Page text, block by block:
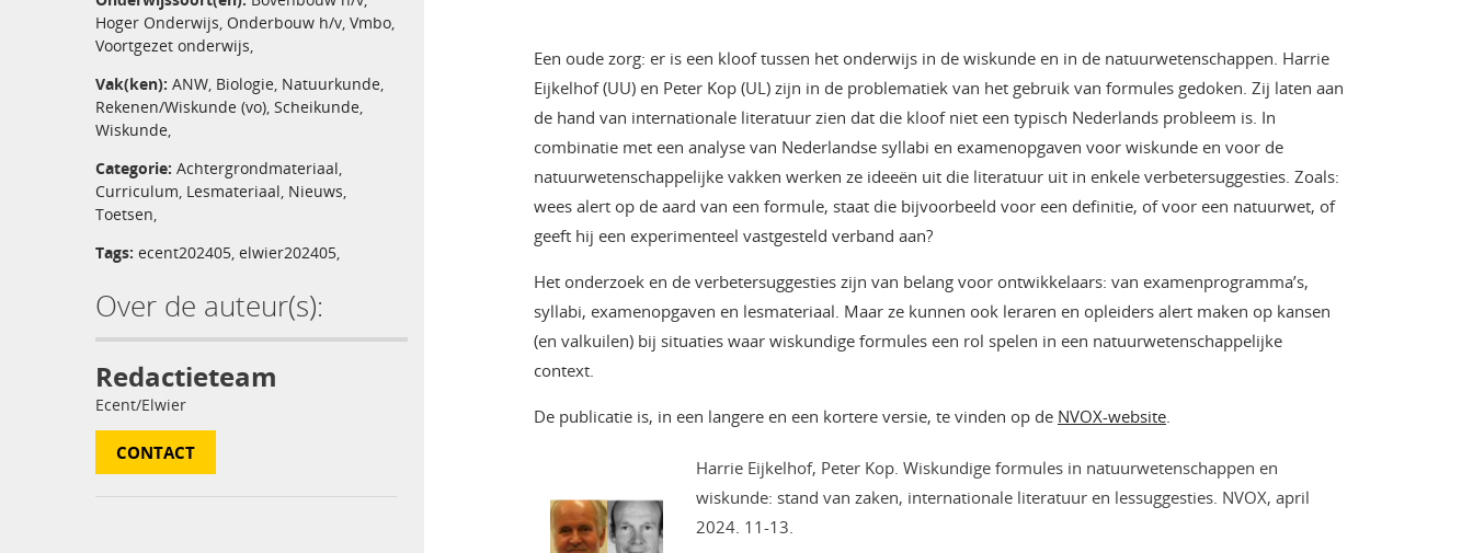
Hoger Onderwijs, Onderbouw h/v, Vmbo,
Voortgezet onderwijs,
Vak(ken): ANW, Biologie, Natuurkunde,
Rekenen/Wiskunde (vo), Scheikunde,
Wiskunde,
Categorie: Achtergrondmateriaal,
Curriculum, Lesmateriaal, Nieuws,
Toetsen,
Tags: ecent202405, elwier202405,
Over de auteur(s):
Redactieteam
Ecent/Elwier
CONTACT
Een oude zorg: er is een kloof tussen het onderwijs in de wiskunde en in de natuurwetenschappen. Harrie
Eijkelhof (UU) en Peter Kop (UL) zijn in de problematiek van het gebruik van formules gedoken. Zij laten aan
de hand van internationale literatuur zien dat die kloof niet een typisch Nederlands probleem is. In
combinatie met een analyse van Nederlandse syllabi en examenopgaven voor wiskunde en voor de
natuurwetenschappelijke vakken werken ze ideeën uit die literatuur uit in enkele verbetersuggesties. Zoals:
wees alert op de aard van een formule, staat die bijvoorbeeld voor een definitie, of voor een natuurwet, of
geeft hij een experimenteel vastgesteld verband aan?
Het onderzoek en de verbetersuggesties zijn van belang voor ontwikkelaars: van examenprogramma’s,
syllabi, examenopgaven en lesmateriaal. Maar ze kunnen ook leraren en opleiders alert maken op kansen
(en valkuilen) bij situaties waar wiskundige formules een rol spelen in een natuurwetenschappelijke
context.
De publicatie is, in een langere en een kortere versie, te vinden op de NVOX-website.
Harrie Eijkelhof, Peter Kop. Wiskundige formules in natuurwetenschappen en
wiskunde: stand van zaken, internationale literatuur en lessuggesties. NVOX, april
2024. 11-13.